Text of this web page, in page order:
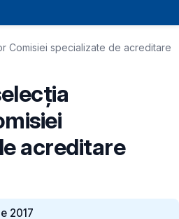
Comisiei specializate de acreditare
acreditare
2017